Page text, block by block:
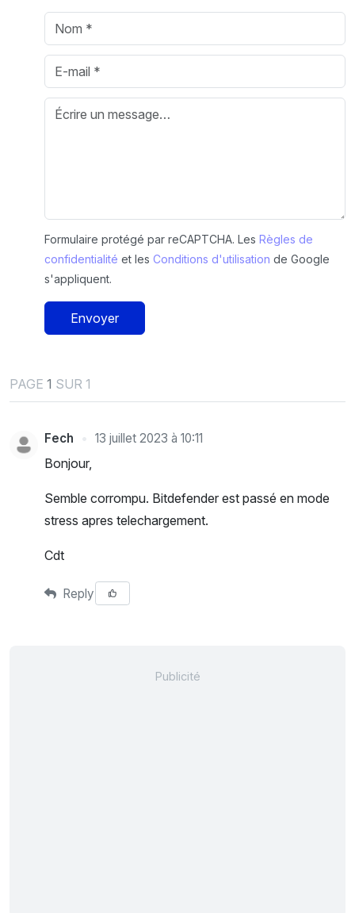
Formulaire protégé par reCAPTCHA. Les Règles de
confidentialité et les Conditions d'utilisation de Google
s'appliquent.
Envoyer
PAGE 1 SUR 1
Fech 13 juillet 2023 à 10:11
Bonjour,
Semble corrompu. Bitdefender est passé en mode
stress apres telechargement.
Cdt
Reply